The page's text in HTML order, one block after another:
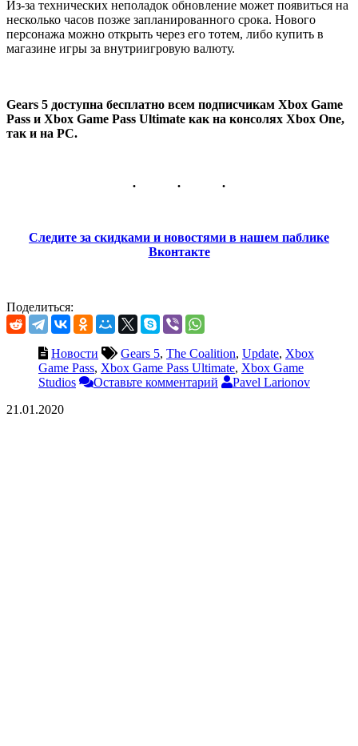
Из-за технических неполадок обновление может появиться на
несколько часов позже запланированного срока. Нового
персонажа можно открыть через его тотем, либо купить в
магазине игры за внутриигровую валюту.
Gears 5 доступна бесплатно всем подписчикам Xbox Game
Pass и Xbox Game Pass Ultimate как на консолях Xbox One,
так и на PC.
Следите за скидками и новостями в нашем паблике
Вконтакте
Поделиться:
Новости Gears 5, The Coalition, Update, Xbox
Game Pass, Xbox Game Pass Ultimate, Xbox Game
Studios
Оставьте комментарий
Pavel Larionov
21.01.2020